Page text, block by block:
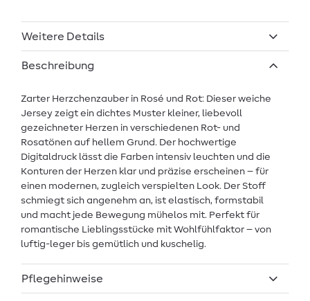
Weitere Details
Beschreibung
Zarter Herzchenzauber in Rosé und Rot: Dieser weiche
Jersey zeigt ein dichtes Muster kleiner, liebevoll
gezeichneter Herzen in verschiedenen Rot- und
Rosatönen auf hellem Grund. Der hochwertige
Digitaldruck lässt die Farben intensiv leuchten und die
Konturen der Herzen klar und präzise erscheinen – für
einen modernen, zugleich verspielten Look. Der Stoff
schmiegt sich angenehm an, ist elastisch, formstabil
und macht jede Bewegung mühelos mit. Perfekt für
romantische Lieblingsstücke mit Wohlfühlfaktor – von
luftig-leger bis gemütlich und kuschelig.
Pflegehinweise